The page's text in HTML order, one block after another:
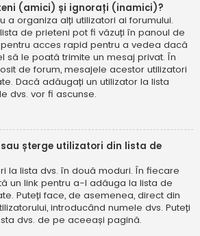
(amici) și ignorați (inamici)?
a organiza alți utilizatori ai forumului.
de prieteni pot fi văzuți în panoul de
acces rapid pentru a vedea dacă
să le poată trimite un mesaj privat. În
de forum, mesajele acestor utilizatori
Dacă adăugați un utilizator la lista
dvs. vor fi ascunse.
șterge utilizatori din lista de
la lista dvs. în două moduri. În fiecare
un link pentru a-l adăuga la lista de
Puteți face, de asemenea, direct din
introducând numele dvs. Puteți
dvs. de pe aceeași pagină.